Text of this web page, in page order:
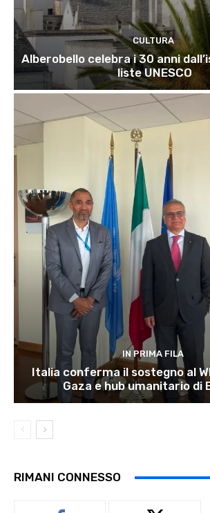
CULTURA
Alberobello celebra i 30 anni
liste UNESCO
IN PRIMA FILA
Italia conferma il sostegno al
Gaza e hub umanitario di
RIMANI CONNESSO